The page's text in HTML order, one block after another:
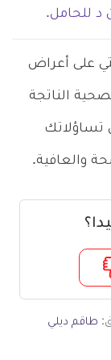
د للحامل.
على أعراض
الناتجة
تساؤلاتك
والعافية.
طاقم ديلي